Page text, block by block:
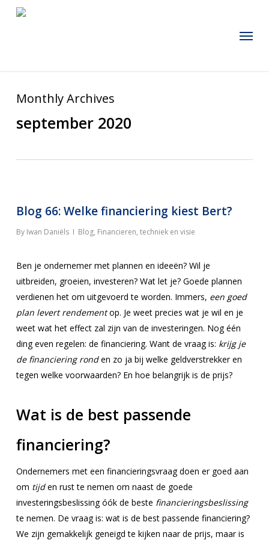
Menu
Monthly Archives
september 2020
Blog 66: Welke financiering kiest Bert?
By Iwan Daniëls Blog, Financieren, techniek en visie
Ben je ondernemer met plannen en ideeën? Wil je
uitbreiden, groeien, investeren? Wat let je? Goede plannen
verdienen het om uitgevoerd te worden. Immers, een goed
plan levert rendementop. Je weet precies wat je wil en je
weet wat het effect zal zijn van de investeringen. Nog één
ding even regelen: de financiering. Want de vraag is: krijg je
de financiering ronden zo ja bij welke geldverstrekker en
tegen welke voorwaarden? En hoe belangrijk is de prijs?
Wat is de best passende
financiering?
Ondernemers met een financieringsvraag doen er goed aan
om tijden rust te nemen om naast de goede
investeringsbeslissing óók de beste financieringsbeslissing
te nemen. De vraag is: wat is de best passende financiering?
We zijn gemakkelijk geneigd te kijken naar de prijs, maar is